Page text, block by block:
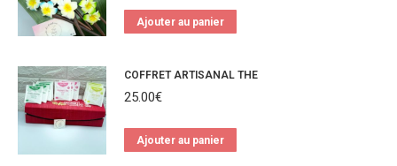
Ajouter au panier
COFFRET ARTISANAL THE
25.00€
Ajouter au panier